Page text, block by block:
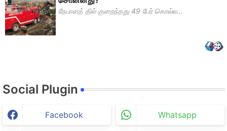
நேபாளத் தில் குறைந்தது 49 பேர் கொல்ல...
Social Plugin
Facebook Whatsapp